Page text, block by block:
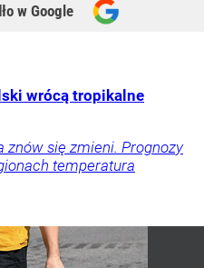
w Google
wrócą tropikalne
znów się zmieni. Prognozy
temperatura